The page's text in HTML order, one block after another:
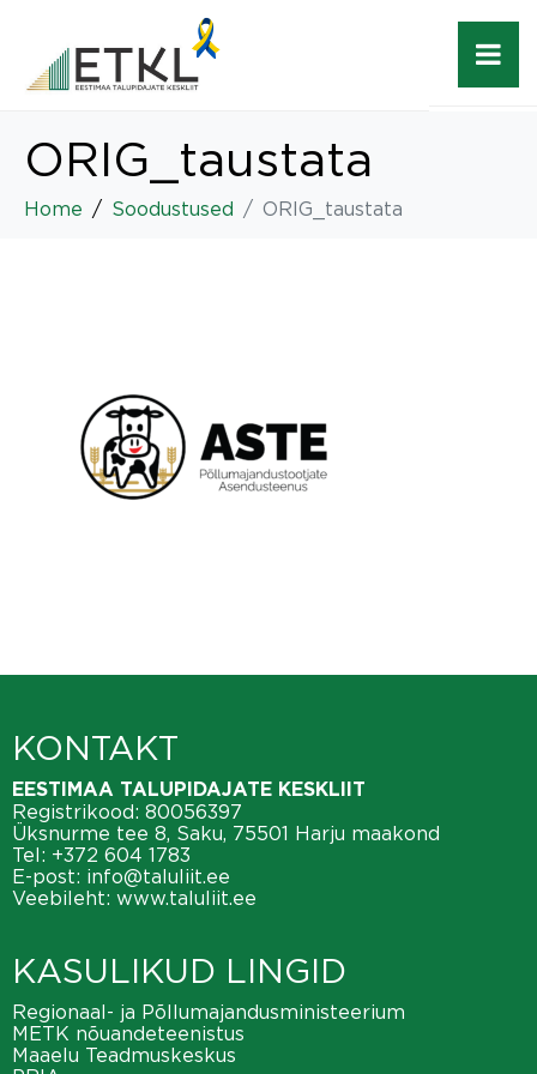
ORIG_taustata
Home Soodustused ORIG_taustata
KONTAKT
EESTIMAA TALUPIDAJATE KESKLIIT
Registrikood: 80056397
Üksnurme tee 8, Saku, 75501 Harju maakond
Tel: +372 604 1783
E-post: info@taluliit.ee
Veebileht: www.taluliit.ee
KASULIKUD LINGID
Regionaal- ja Põllumajandusministeerium
METK nõuandeteenistus
Maaelu Teadmuskeskus